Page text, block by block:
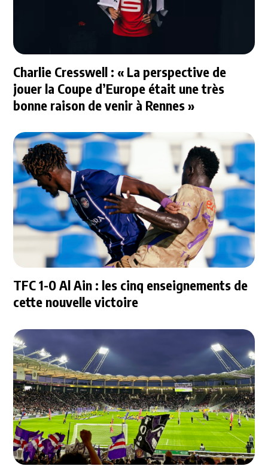
Charlie Cresswell : « La perspective de
jouer la Coupe d’Europe était une très
bonne raison de venir à Rennes »
TFC 1-0 Al Ain : les cinq enseignements de
cette nouvelle victoire